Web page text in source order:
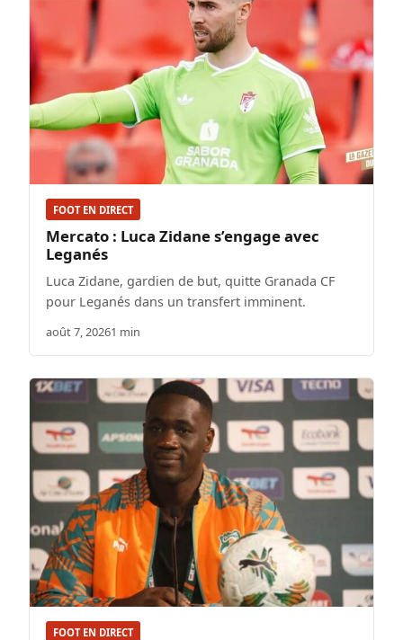
FOOT EN DIRECT
Mercato : Luca Zidane s’engage avec
Leganés
Luca Zidane, gardien de but, quitte Granada CF
pour Leganés dans un transfert imminent.
août 7, 20261 min
FOOT EN DIRECT